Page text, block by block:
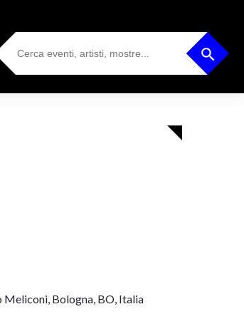
Search
Search Button
Bologna, BO, Italia